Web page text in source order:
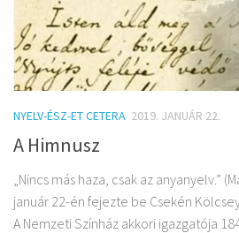
NYELV-ÉSZ-ET CETERA 2019. JANUÁR 22.
A Himnusz
„Nincs más haza, csak az anyanyelv.”
január 22-én fejezte be Csekén
A Nemzeti Színház akkori igazgatója